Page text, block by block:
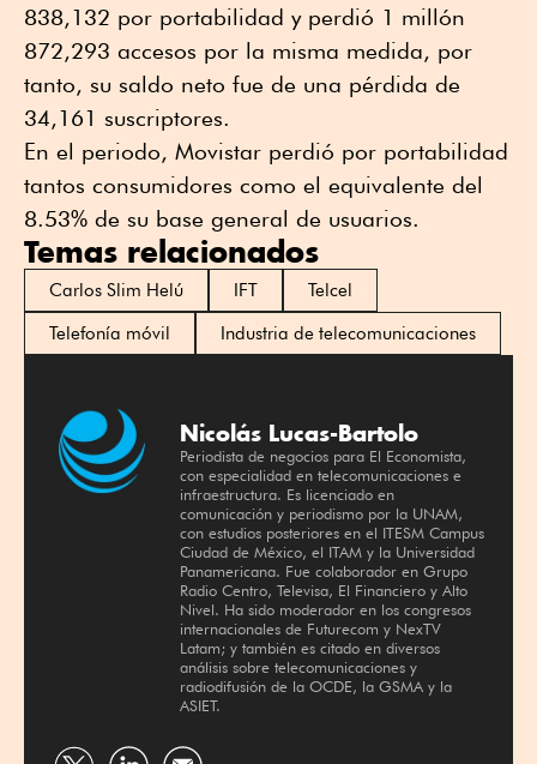
838,132 por portabilidad y perdió 1 millón
872,293 accesos por la misma medida, por
tanto, su saldo neto fue de una pérdida de
34,161 suscriptores.
En el periodo, Movistar perdió por portabilidad
tantos consumidores como el equivalente del
8.53% de su base general de usuarios.
Temas relacionados
Carlos Slim Helú IFT
Telcel
Telefonía móvil
Industria de telecomunicaciones
Nicolás Lucas-Bartolo
Periodista de negocios para El Economista,
con especialidad en telecomunicaciones e
infraestructura. Es licenciado en
comunicación y periodismo por la UNAM,
con estudios posteriores en el ITESM Campus
Ciudad de México, el ITAM y la Universidad
Panamericana. Fue colaborador en Grupo
Radio Centro, Televisa, El Financiero y Alto
Nivel. Ha sido moderador en los congresos
internacionales de Futurecom y NexTV
Latam; y también es citado en diversos
análisis sobre telecomunicaciones y
radiodifusión de la OCDE, la GSMA y la
ASIET.